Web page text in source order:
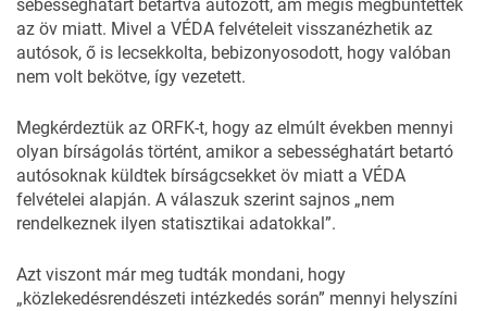
sebességhatárt betartva autózott, ám mégis megbüntették
az öv miatt. Mivel a VÉDA felvételeit visszanézhetik az
autósok, ő is lecsekkolta, bebizonyosodott, hogy valóban
nem volt bekötve, így vezetett.
Megkérdeztük az ORFK-t, hogy az elmúlt években mennyi
olyan bírságolás történt, amikor a sebességhatárt betartó
autósoknak küldtek bírságcsekket öv miatt a VÉDA
felvételei alapján. A válaszuk szerint sajnos „nem
rendelkeznek ilyen statisztikai adatokkal”.
Azt viszont már meg tudták mondani, hogy
„közlekedésrendészeti intézkedés során” mennyi helyszíni